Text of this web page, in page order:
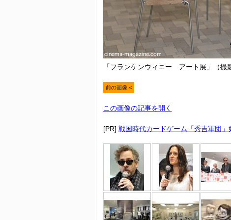
「フランケンウィニー アート展」（撮
前の画像 <
この画像の記事を開く
[PR] 戦国時代カードゲーム「秀吉軍団」